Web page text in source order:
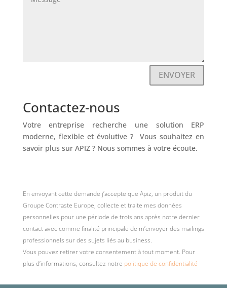
ENVOYER
Contactez-nous
Votre entreprise recherche une solution ERP
moderne, flexible et évolutive ? Vous souhaitez en
savoir plus sur APIZ ? Nous sommes à votre écoute.
En envoyant cette demande j’accepte que Apiz, un produit du
Groupe Contraste Europe, collecte et traite mes données
personnelles pour une période de trois ans après notre dernier
contact avec comme finalité principale de m’envoyer des mailings
professionnels sur des sujets liés au business.
Vous pouvez retirer votre consentement à tout moment. Pour
plus d’informations, consultez notre politique de confidentialité